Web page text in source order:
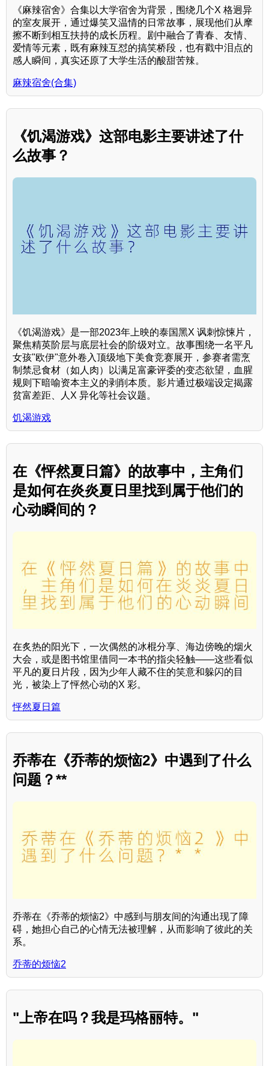
《麻辣宿舍》合集以大学宿舍为背景，围绕几个X 格迥异
的室友展开，通过爆笑又温情的日常故事，展现他们从摩
擦不断到相互扶持的成长历程。剧中融合了青春、友情、
爱情等元素，既有麻辣互怼的搞笑桥段，也有戳中泪点的
感人瞬间，真实还原了大学生活的酸甜苦辣。
麻辣宿舍(合集)
《饥渴游戏》这部电影主要讲述了什
么故事？
《饥渴游戏》是一部2023年上映的泰国黑X 讽刺惊悚片，
聚焦精英阶层与底层社会的阶级对立。故事围绕一名平凡
女孩"欧伊"意外卷入顶级地下美食竞赛展开，参赛者需烹
制禁忌食材（如人肉）以满足富豪评委的变态欲望，血腥
规则下暗喻资本主义的剥削本质。影片通过极端设定揭露
贫富差距、人X 异化等社会议题。
饥渴游戏
在《怦然夏日篇》的故事中，主角们
是如何在炎炎夏日里找到属于他们的
心动瞬间的？
在炙热的阳光下，一次偶然的冰棍分享、海边傍晚的烟火
大会，或是图书馆里借同一本书的指尖轻触——这些看似
平凡的夏日片段，因为少年人藏不住的笑意和躲闪的目
光，被染上了怦然心动的X 彩。
怦然夏日篇
乔蒂在《乔蒂的烦恼2》中遇到了什么
问题？**
乔蒂在《乔蒂的烦恼2》中感到与朋友间的沟通出现了障
碍，她担心自己的心情无法被理解，从而影响了彼此的关
系。
乔蒂的烦恼2
"上帝在吗？我是玛格丽特。"